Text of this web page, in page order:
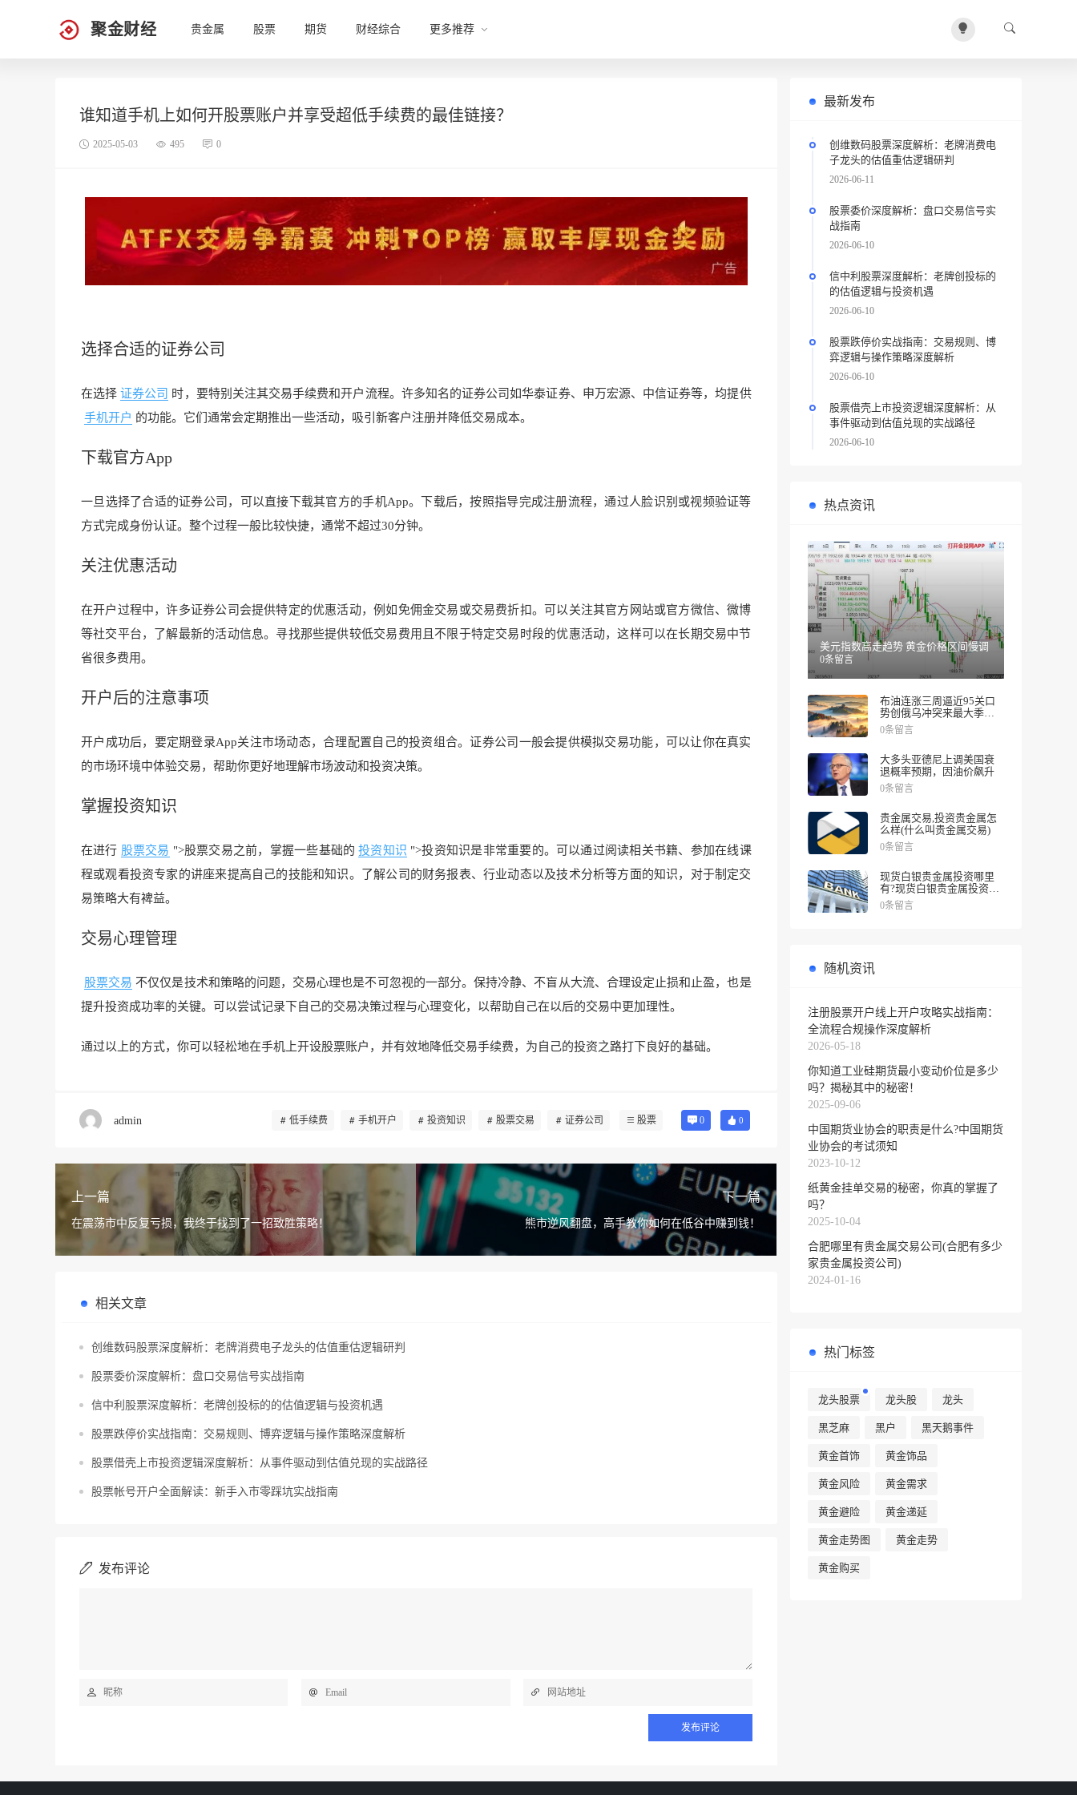
聚金财经 贵金属 股票 期货 财经综合 更多推荐
谁知道手机上如何开股票账户并享受超低手续费的最佳链接？
2025-05-03 495 0
选择合适的证券公司
在选择 证券公司
时，要特别关注其交易手续费和开户流程。许多知名的证券公司如华泰证券、申万宏源、中信证券等，均提供
手机开户 的功能。它们通常会定期推出一些活动，吸引新客户注册并降低交易成本。
下载官方App
一旦选择了合适的证券公司，可以直接下载其官方的手机App。下载后，按照指导完成注册流程，通过人脸识别或视频验证等
方式完成身份认证。整个过程一般比较快捷，通常不超过30分钟。
关注优惠活动
在开户过程中，许多证券公司会提供特定的优惠活动，例如免佣金交易或交易费折扣。可以关注其官方网站或官方微信、微博
等社交平台，了解最新的活动信息。寻找那些提供较低交易费用且不限于特定交易时段的优惠活动，这样可以在长期交易中节
省很多费用。
开户后的注意事项
开户成功后，要定期登录App关注市场动态，合理配置自己的投资组合。证券公司一般会提供模拟交易功能，可以让你在真实
的市场环境中体验交易，帮助你更好地理解市场波动和投资决策。
掌握投资知识
在进行 股票交易 ">股票交易之前，掌握一些基础的 投资知识 ">投资知识是非常重要的。可以通过阅读相关书籍、参加在线课
程或观看投资专家的讲座来提高自己的技能和知识。了解公司的财务报表、行业动态以及技术分析等方面的知识，对于制定交
易策略大有裨益。
交易心理管理
股票交易 不仅仅是技术和策略的问题，交易心理也是不可忽视的一部分。保持冷静、不盲从大流、合理设定止损和止盈，也是
提升投资成功率的关键。可以尝试记录下自己的交易决策过程与心理变化，以帮助自己在以后的交易中更加理性。
通过以上的方式，你可以轻松地在手机上开设股票账户，并有效地降低交易手续费，为自己的投资之路打下良好的基础。
admin 低手续费 手机开户 投资知识 股票交易 证券公司 股票 0 0
上一篇
在震荡市中反复亏损，我终于找到了一招致胜策略！
下一篇
熊市逆风翻盘，高手教你如何在低谷中赚到钱！
相关文章
创维数码股票深度解析：老牌消费电子龙头的估值重估逻辑研判
股票委价深度解析：盘口交易信号实战指南
信中利股票深度解析：老牌创投标的的估值逻辑与投资机遇
股票跌停价实战指南：交易规则、博弈逻辑与操作策略深度解析
股票借壳上市投资逻辑深度解析：从事件驱动到估值兑现的实战路径
股票帐号开户全面解读：新手入市零踩坑实战指南
发布评论
最新发布
创维数码股票深度解析：老牌消费电
子龙头的估值重估逻辑研判
2026-06-11
股票委价深度解析：盘口交易信号实
战指南
2026-06-10
信中利股票深度解析：老牌创投标的
的估值逻辑与投资机遇
2026-06-10
股票跌停价实战指南：交易规则、博
弈逻辑与操作策略深度解析
2026-06-10
股票借壳上市投资逻辑深度解析：从
事件驱动到估值兑现的实战路径
2026-06-10
热点资讯
美元指数高走趋势 黄金价格区间慢调
0条留言
布油连涨三周逼近95关口
势创俄乌冲突来最大季度
涨幅
0条留言
大多头亚德尼上调美国衰
退概率预期，因油价飙升
0条留言
贵金属交易,投资贵金属怎
么样(什么叫贵金属交易)
0条留言
现货白银贵金属投资哪里
有?现货白银贵金属投资被
诱导投资亏损
0条留言
随机资讯
注册股票开户线上开户攻略实战指南：
全流程合规操作深度解析
2026-05-18
你知道工业硅期货最小变动价位是多少
吗？揭秘其中的秘密！
2025-09-06
中国期货业协会的职责是什么?中国期货
业协会的考试须知
2023-10-12
纸黄金挂单交易的秘密，你真的掌握了
吗？
2025-10-04
合肥哪里有贵金属交易公司(合肥有多少
家贵金属投资公司)
2024-01-16
热门标签
龙头股票 龙头股 龙头
黑芝麻 黑户 黑天鹅事件
黄金首饰 黄金饰品
黄金风险 黄金需求
黄金避险 黄金递延
黄金走势图 黄金走势
黄金购买